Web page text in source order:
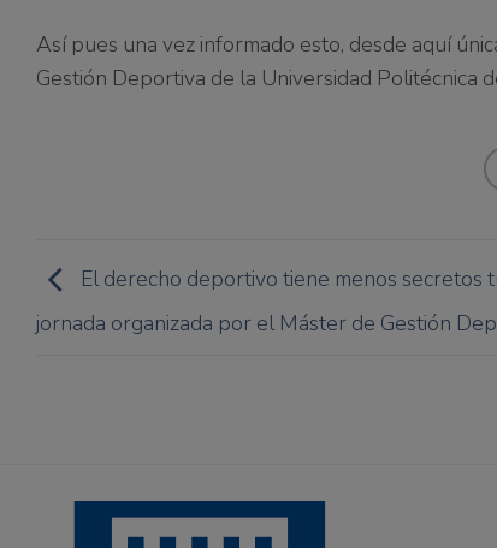
Así pues una vez informado esto, desde aquí
Gestión Deportiva de la Universidad Politécnica
El derecho deportivo tiene menos secretos
jornada organizada por el Máster de Gestión